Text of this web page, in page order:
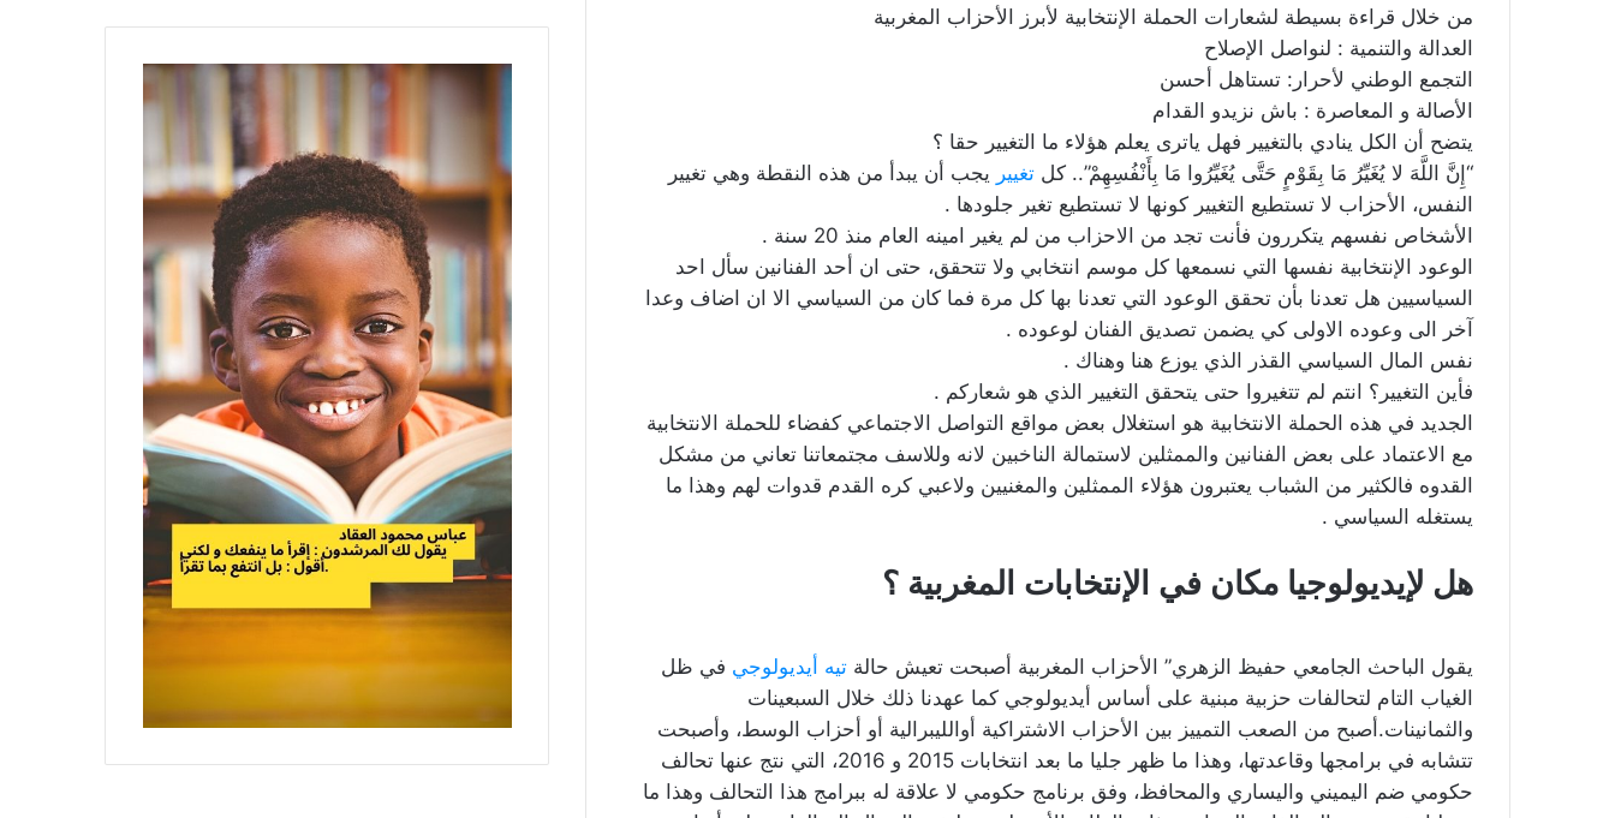
من خلال قراءة بسيطة لشعارات الحملة الإنتخابية لأبرز الأحزاب المغربية
العدالة والتنمية : لنواصل الإصلاح
التجمع الوطني لأحرار: تستاهل أحسن
الأصالة و المعاصرة : باش نزيدو القدام
يتضح أن الكل ينادي بالتغيير فهل ياترى يعلم هؤلاء ما التغيير حقا ؟
“إِنَّ اللَّهَ لا يُغَيِّرُ مَا بِقَوْمٍ حَتَّى يُغَيِّرُوا مَا بِأَنْفُسِهِمْ”.. كل تغيير يجب أن يبدأ من هذه النقطة وهي تغيير
النفس، الأحزاب لا تستطيع التغيير كونها لا تستطيع تغير جلودها .
الأشخاص نفسهم يتكررون فأنت تجد من الاحزاب من لم يغير امينه العام منذ 20 سنة .
الوعود الإنتخابية نفسها التي نسمعها كل موسم انتخابي ولا تتحقق، حتى ان أحد الفنانين سأل احد
السياسيين هل تعدنا بأن تحقق الوعود التي تعدنا بها كل مرة فما كان من السياسي الا ان اضاف وعدا
آخر الى وعوده الاولى كي يضمن تصديق الفنان لوعوده .
نفس المال السياسي القذر الذي يوزع هنا وهناك .
فأين التغيير؟ انتم لم تتغيروا حتى يتحقق التغيير الذي هو شعاركم .
الجديد في هذه الحملة الانتخابية هو استغلال بعض مواقع التواصل الاجتماعي كفضاء للحملة الانتخابية
مع الاعتماد على بعض الفنانين والممثلين لاستمالة الناخبين لانه وللاسف مجتمعاتنا تعاني من مشكل
القدوه فالكثير من الشباب يعتبرون هؤلاء الممثلين والمغنيين ولاعبي كره القدم قدوات لهم وهذا ما
يستغله السياسي .
هل لإيديولوجيا مكان في الإنتخابات المغربية ؟
يقول الباحث الجامعي حفيظ الزهري” الأحزاب المغربية أصبحت تعيش حالة تيه أيديولوجي في ظل
الغياب التام لتحالفات حزبية مبنية على أساس أيديولوجي كما عهدنا ذلك خلال السبعينات
والثمانينات.أصبح من الصعب التمييز بين الأحزاب الاشتراكية أوالليبرالية أو أحزاب الوسط، وأصبحت
تتشابه في برامجها وقاعدتها، وهذا ما ظهر جليا ما بعد انتخابات 2015 و 2016، التي نتج عنها تحالف
حكومي ضم اليميني واليساري والمحافظ، وفق برنامج حكومي لا علاقة له ببرامج هذا التحالف وهذا ما